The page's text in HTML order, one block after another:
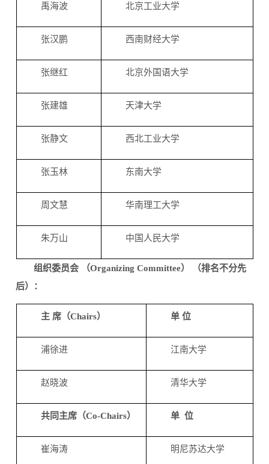
禹海波 北京工业大学
张汉鹏 西南财经大学
张继红 北京外国语大学
张建雄 天津大学
张静文 西北工业大学
张玉林 东南大学
周文慧 华南理工大学
朱万山 中国人民大学
组织委员会 （Organizing Committee） （排名不分先
后）：
主 席（Chairs） 单 位
浦徐进 江南大学
赵晓波 清华大学
共同主席（Co-Chairs） 单 位
崔海涛 明尼苏达大学